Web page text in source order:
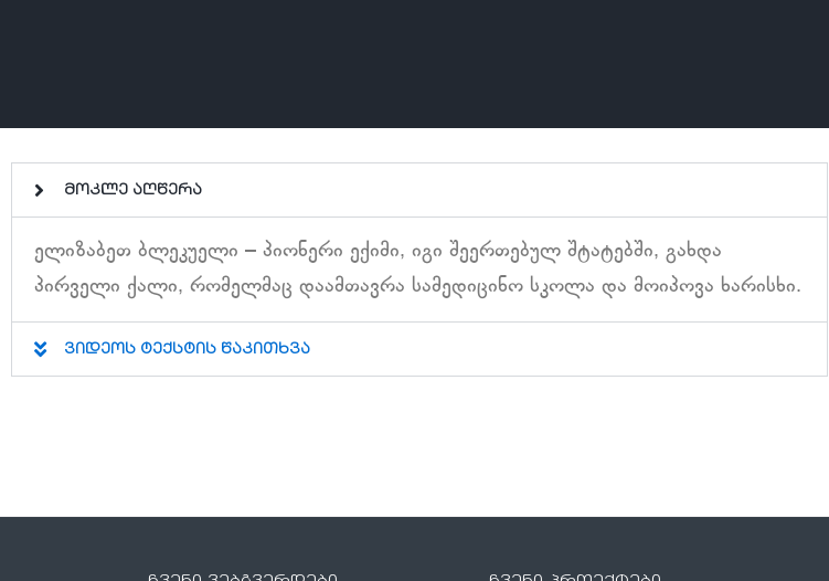
მოკლე აღწერა
ელიზაბეთ ბლეკუელი – პიონერი ექიმი, იგი შეერთებულ შტატებში, გახდა
პირველი ქალი, რომელმაც დაამთავრა სამედიცინო სკოლა და მოიპოვა ხარისხი.
ვიდეოს ტექსტის წაკითხვა